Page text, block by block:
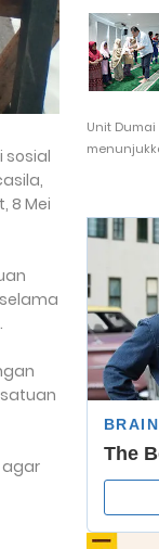
sosial
8 Mei
agar
Unit